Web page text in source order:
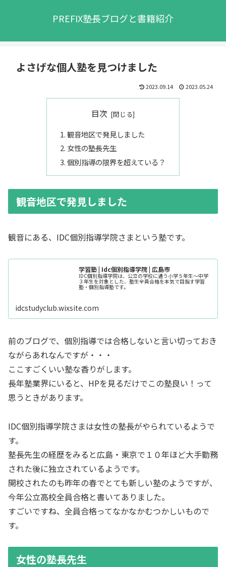
PREFIX塾長ブログと書籍紹介
よさげな個人塾を見つけました
2023.09.14 2023.05.24
目次
観音地区で発見しました
女性の塾長先生
個別指導の限界を超えている？
観音地区で発見しました
観音にある、IDC個別指導学院さまという塾です。
学習塾 | Idc個別指導学院 | 広島市
IDC個別指導学院は、公立の学校に通う小学５年生～中学
３年生を対象とした、塾生全員合格を本気で目指す学習
塾・個別指導塾です。
idcstudyclub.wixsite.com
前のブログで、個別指導では合格しないと言い切っておき
ながらあれなんですが・・・
ここすごくいい塾な香りがします。
長年塾業界にいると、HPを見るだけでこの塾良い！って
思うときがあります。
IDC個別指導学院さまは女性の塾長がやられているようで
す。
塾長先生の経歴をみると広島・東京で１０年ほど大手勤務
された後に独立されているようです。
開校されたのも昨年の春でとても新しい塾のようですが、
今年公立高校全員合格と書いてありました。
すごいですね、全員合格ってなかなかむつかしいもので
す。
女性の塾長先生